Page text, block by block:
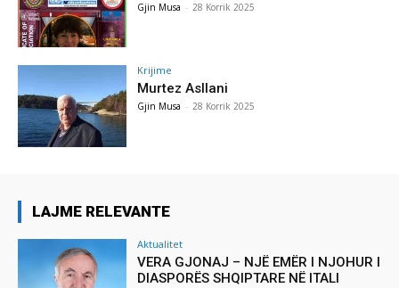
Gjin Musa - 28 Korrik 2025
Krijime
Murtez Asllani
Gjin Musa - 28 Korrik 2025
LAJME RELEVANTE
Aktualitet
VERA GJONAJ – NJË EMËR I NJOHUR I
DIASPORËS SHQIPTARE NË ITALI